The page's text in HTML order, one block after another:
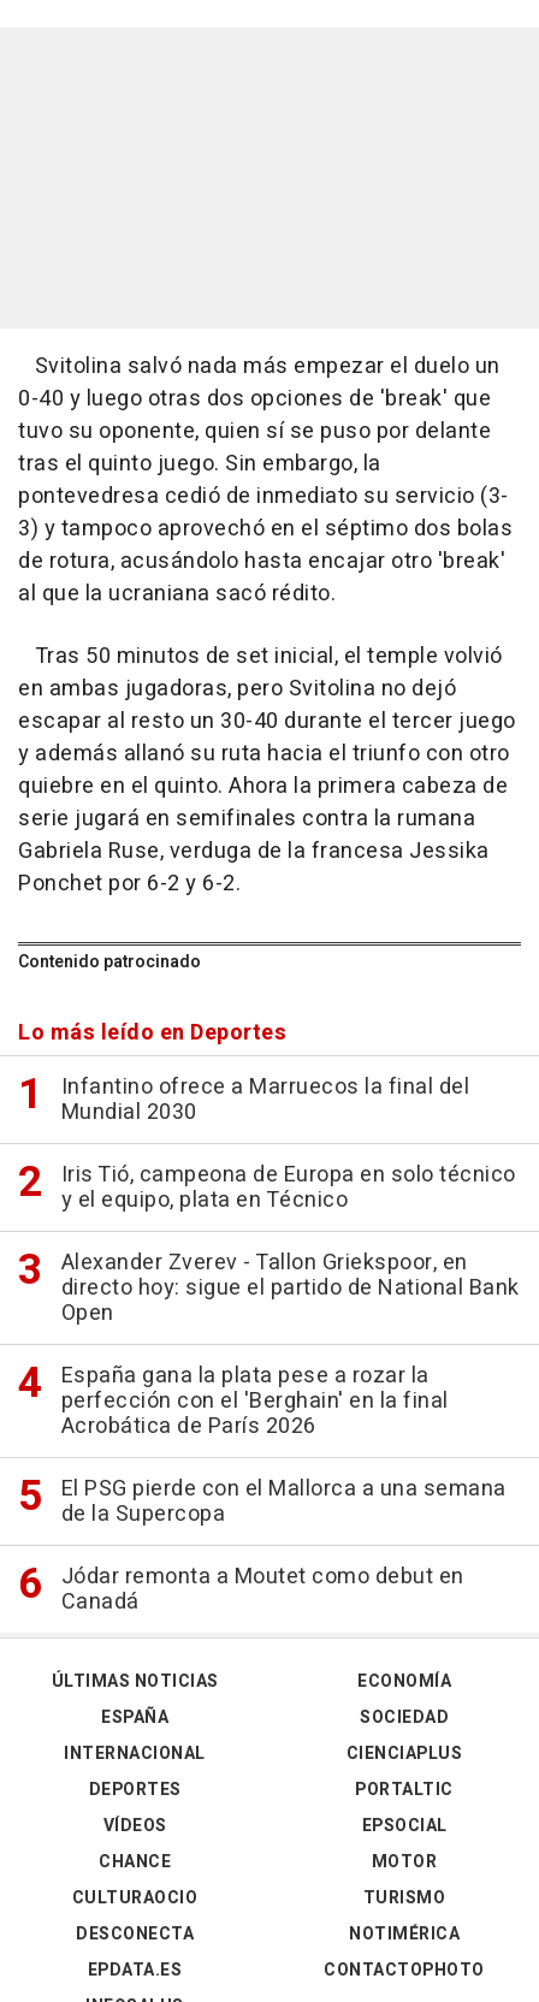
Svitolina salvó nada más empezar el duelo un
0-40 y luego otras dos opciones de 'break' que
tuvo su oponente, quien sí se puso por delante
tras el quinto juego. Sin embargo, la
pontevedresa cedió de inmediato su servicio (3-
3) y tampoco aprovechó en el séptimo dos bolas
de rotura, acusándolo hasta encajar otro 'break'
al que la ucraniana sacó rédito.
Tras 50 minutos de set inicial, el temple volvió
en ambas jugadoras, pero Svitolina no dejó
escapar al resto un 30-40 durante el tercer juego
y además allanó su ruta hacia el triunfo con otro
quiebre en el quinto. Ahora la primera cabeza de
serie jugará en semifinales contra la rumana
Gabriela Ruse, verduga de la francesa Jessika
Ponchet por 6-2 y 6-2.
Contenido patrocinado
Lo más leído en Deportes
Infantino ofrece a Marruecos la final del
Mundial 2030
Iris Tió, campeona de Europa en solo técnico
y el equipo, plata en Técnico
Alexander Zverev - Tallon Griekspoor, en
directo hoy: sigue el partido de National Bank
Open
España gana la plata pese a rozar la
perfección con el 'Berghain' en la final
Acrobática de París 2026
El PSG pierde con el Mallorca a una semana
de la Supercopa
Jódar remonta a Moutet como debut en
Canadá
ÚLTIMAS NOTICIAS
ESPAÑA
INTERNACIONAL
DEPORTES
VÍDEOS
ECONOMÍA
SOCIEDAD
CIENCIAPLUS
PORTALTIC
EPSOCIAL
CHANCE
CULTURAOCIO
DESCONECTA
EPDATA.ES
MOTOR
TURISMO
NOTIMÉRICA
CONTACTOPHOTO